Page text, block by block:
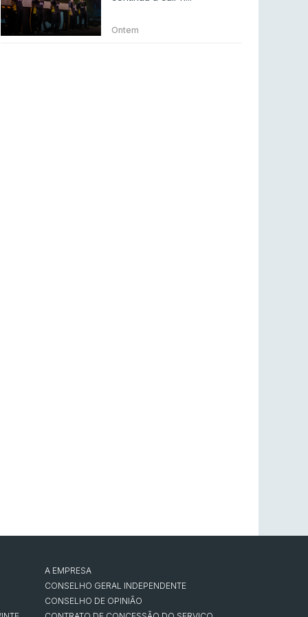
Betclic renova parceria com a RTP Arena para
a época 2026/27
Ontem
A EMPRESA
CONSELHO GERAL INDEPENDENTE
CONSELHO DE OPINIÃO